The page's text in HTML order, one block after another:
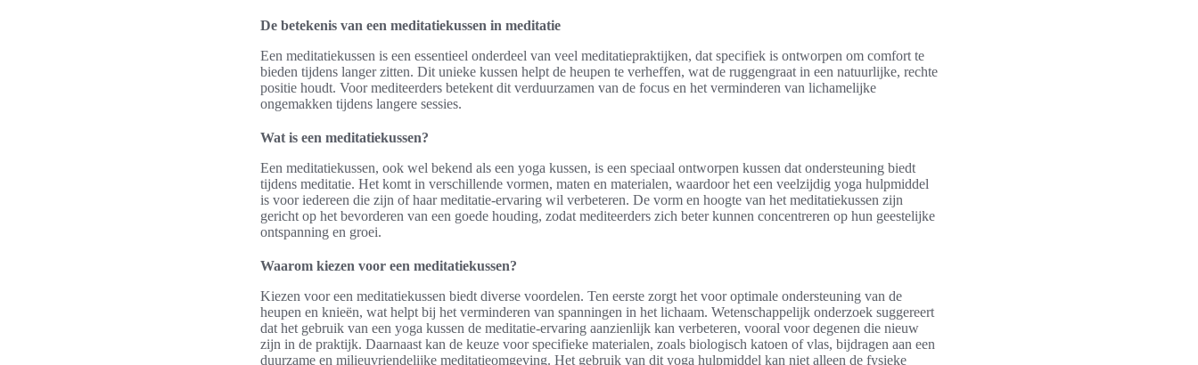
De betekenis van een meditatiekussen in meditatie
Een meditatiekussen is een essentieel onderdeel van veel meditatiepraktijken, dat specifiek is ontworpen om comfort te
bieden tijdens langer zitten. Dit unieke kussen helpt de heupen te verheffen, wat de ruggengraat in een natuurlijke, rechte
positie houdt. Voor mediteerders betekent dit verduurzamen van de focus en het verminderen van lichamelijke
ongemakken tijdens langere sessies.
Wat is een meditatiekussen?
Een meditatiekussen, ook wel bekend als een yoga kussen, is een speciaal ontworpen kussen dat ondersteuning biedt
tijdens meditatie. Het komt in verschillende vormen, maten en materialen, waardoor het een veelzijdig yoga hulpmiddel
is voor iedereen die zijn of haar meditatie-ervaring wil verbeteren. De vorm en hoogte van het meditatiekussen zijn
gericht op het bevorderen van een goede houding, zodat mediteerders zich beter kunnen concentreren op hun geestelijke
ontspanning en groei.
Waarom kiezen voor een meditatiekussen?
Kiezen voor een meditatiekussen biedt diverse voordelen. Ten eerste zorgt het voor optimale ondersteuning van de
heupen en knieën, wat helpt bij het verminderen van spanningen in het lichaam. Wetenschappelijk onderzoek suggereert
dat het gebruik van een yoga kussen de meditatie-ervaring aanzienlijk kan verbeteren, vooral voor degenen die nieuw
zijn in de praktijk. Daarnaast kan de keuze voor specifieke materialen, zoals biologisch katoen of vlas, bijdragen aan een
duurzame en milieuvriendelijke meditatieomgeving. Het gebruik van dit yoga hulpmiddel kan niet alleen de fysieke